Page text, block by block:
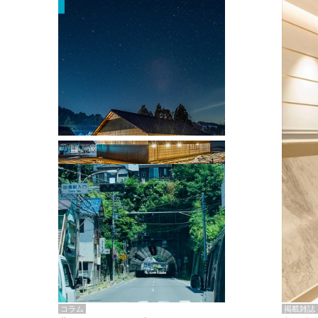
掲載雑誌
掲載雑誌・書籍
『街歩き研修「アールデコとモダニズ
ム、和風バロック」』のレポート記事が
掲載
コラム